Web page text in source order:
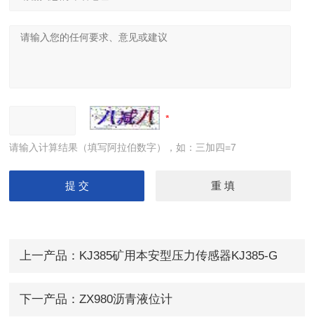
请输入计算结果（填写阿拉伯数字），如：三加四=7
上一产品： KJ385矿用本安型压力传感器KJ385-G
下一产品： ZX980沥青液位计